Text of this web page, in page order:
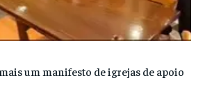
um manifesto de igrejas de apoio